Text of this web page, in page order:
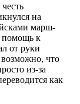
на
марш-
к
от руки
что
из-за
как